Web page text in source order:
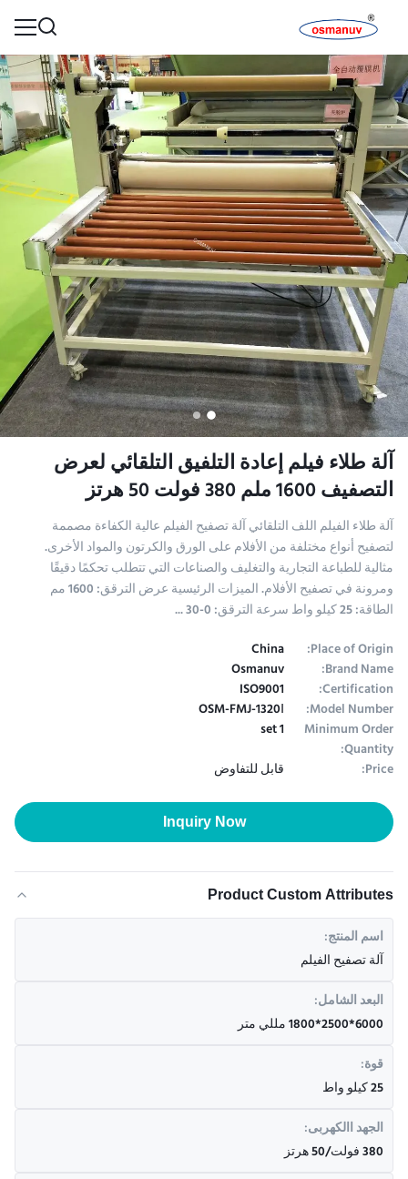
آلة طلاء فيلم إعادة التلفيق التلقائي لعرض
التصفيف 1600 ملم 380 فولت 50 هرتز
آلة طلاء الفيلم اللف التلقائي آلة تصفيح الفيلم عالية الكفاءة مصممة
لتصفيح أنواع مختلفة من الأفلام على الورق والكرتون والمواد الأخرى.
مثالية للطباعة التجارية والتغليف والصناعات التي تتطلب تحكمًا دقيقًا
ومرونة في تصفيح الأفلام. الميزات الرئيسية عرض الترقق: 1600 مم
الطاقة: 25 كيلو واط سرعة الترقق: 0-30 ...
Place of Origin:
China
Brand Name:
Osmanuv
Certification:
ISO9001
Model Number:
OSM-FMJ-1320Ⅰ
Minimum Order
Quantity:
1 set
Price:
قابل للتفاوض
Inquiry Now
Product Custom Attributes
اسم المنتج:
آلة تصفيح الفيلم
البعد الشامل:
6000*2500*1800 مللي متر
قوة:
25 كيلو واط
الجهد االكهربى:
380 فولت/50 هرتز